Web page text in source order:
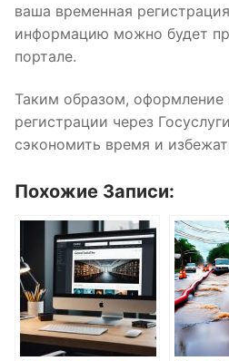
ваша временная
информацию можно будет
портале.
Таким образом, оформление
регистрации через
сэкономить время и
Похожие Записи: